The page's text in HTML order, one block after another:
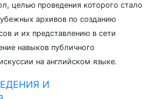
целью проведения которого стало
архивов по созданию
и их представлению в сети
навыков публичного
на английском языке.
И